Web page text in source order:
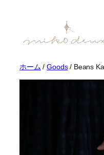
ホーム /Goods/ Beans